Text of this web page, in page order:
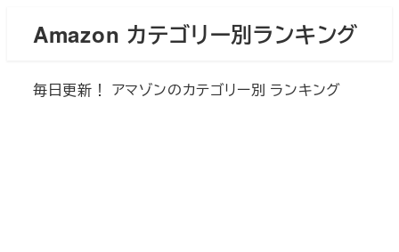
Amazon カテゴリー別ランキング
毎日更新！ アマゾンのカテゴリー別 ランキング